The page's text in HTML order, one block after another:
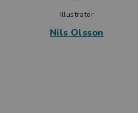
Illustratör
Nils Olsson